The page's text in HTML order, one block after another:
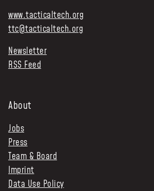
www.tacticaltech.org
ttc@tacticaltech.org
Newsletter
RSS Feed
About
Jobs
Press
Team & Board
Imprint
Data Use Policy